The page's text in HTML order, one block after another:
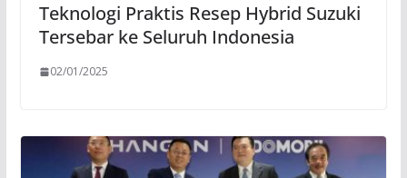
Teknologi Praktis Resep Hybrid Suzuki
Tersebar ke Seluruh Indonesia
02/01/2025